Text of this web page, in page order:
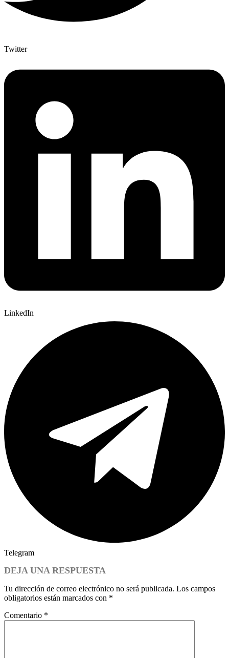
Twitter
LinkedIn
Telegram
DEJA UNA RESPUESTA
Tu dirección de correo electrónico no será publicada. Los campos
obligatorios están marcados con *
Comentario *